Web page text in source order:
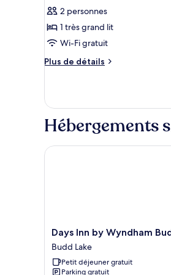
fumeurs
(Upgrade)
mobilité
réduite,
non-
fumeurs
(Upgrade)
les
photos
pour
ce
chambre :
King
Bed,
Nonsmoking
2 personnes
1 très grand lit
Wi-Fi gratuit
Plus de détails
Plus
le
type
de
1
Hébergements
Days
Inn
by
Wyndham
Days Inn by Wyndham
Budd Lake
Petit déjeuner gratuit
Parking gratuit
Days Inn by Wyndham Budd